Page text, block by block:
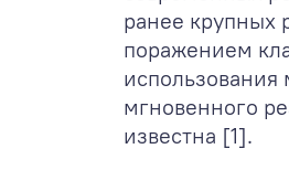
ранее крупных
поражением
мгновенного
известна [1].